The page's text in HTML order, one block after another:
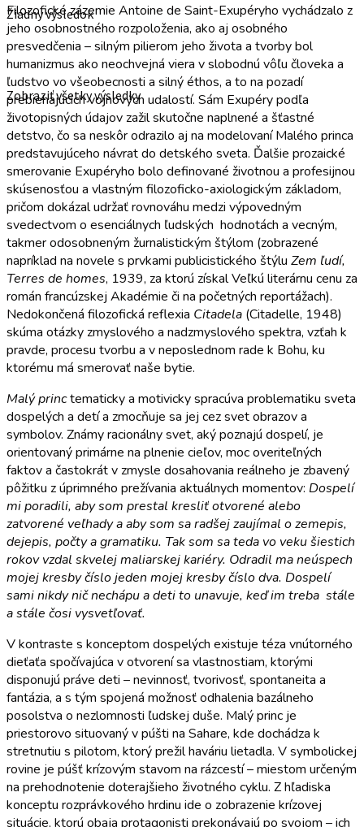
Žiadny výsledok
Zobraziť všetky výsledky
Filozofické zázemie Antoine de Saint-Exupéryho vychádzalo z
jeho osobnostného rozpoloženia, ako aj osobného
presvedčenia – silným pilierom jeho života a tvorby bol
humanizmus ako neochvejná viera v slobodnú vôľu človeka a
ľudstvo vo všeobecnosti a silný éthos, a to na pozadí
prebiehajúcich vojnových udalostí. Sám Exupéry podľa
životopisných údajov zažil skutočne naplnené a šťastné
detstvo, čo sa neskôr odrazilo aj na modelovaní Malého princa
predstavujúceho návrat do detského sveta. Ďalšie prozaické
smerovanie Exupéryho bolo definované životnou a profesijnou
skúsenosťou a vlastným filozoficko-axiologickým základom,
pričom dokázal udržať rovnováhu medzi výpovedným
svedectvom o esenciálnych ľudských hodnotách a vecným,
takmer odosobneným žurnalistickým štýlom (zobrazené
napríklad na novele s prvkami publicistického štýlu Zem ľudí,
Terres de homes, 1939, za ktorú získal Veľkú literárnu cenu za
román francúzskej Akadémie či na početných reportážach).
Nedokončená filozofická reflexia Citadela (Citadelle, 1948)
skúma otázky zmyslového a nadzmyslového spektra, vzťah k
pravde, procesu tvorbu a v neposlednom rade k Bohu, ku
ktorému má smerovať naše bytie.
Malý princtematicky a motivicky spracúva problematiku sveta
dospelých a detí a zmocňuje sa jej cez svet obrazov a
symbolov. Známy racionálny svet, aký poznajú dospelí, je
orientovaný primárne na plnenie cieľov, moc overiteľných
faktov a častokrát v zmysle dosahovania reálneho je zbavený
pôžitku z úprimného prežívania aktuálnych momentov: Dospelí
mi poradili, aby som prestal kresliť otvorené alebo
zatvorené veľhady a aby som sa radšej zaujímal o zemepis,
dejepis, počty a gramatiku. Tak som sa teda vo veku šiestich
rokov vzdal skvelej maliarskej kariéry. Odradil ma neúspech
mojej kresby číslo jeden mojej kresby číslo dva. Dospelí
sami nikdy nič nechápu a deti to unavuje, keď im treba stále
a stále čosi vysvetľovať.
V kontraste s konceptom dospelých existuje téza vnútorného
dieťaťa spočívajúca v otvorení sa vlastnostiam, ktorými
disponujú práve deti – nevinnosť, tvorivosť, spontaneita a
fantázia, a s tým spojená možnosť odhalenia bazálneho
posolstva o nezlomnosti ľudskej duše. Malý princ je
priestorovo situovaný v púšti na Sahare, kde dochádza k
stretnutiu s pilotom, ktorý prežil haváriu lietadla. V symbolickej
rovine je púšť krízovým stavom na rázcestí – miestom určeným
na prehodnotenie doterajšieho životného cyklu. Z hľadiska
konceptu rozprávkového hrdinu ide o zobrazenie krízovej
situácie, ktorú obaja protagonisti prekonávajú po svojom – ich